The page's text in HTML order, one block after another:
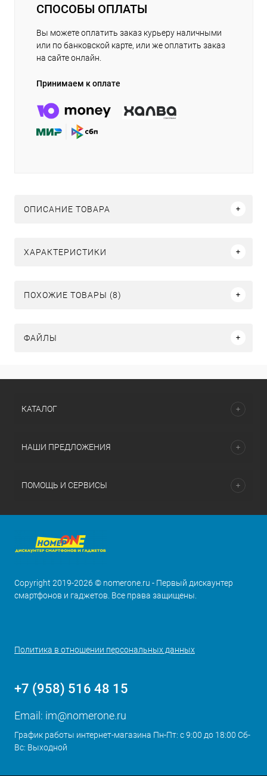
СПОСОБЫ ОПЛАТЫ
Вы можете оплатить заказ курьеру наличными
или по банковской карте, или же оплатить заказ
на сайте онлайн.
Принимаем к оплате
ОПИСАНИЕ ТОВАРА
ХАРАКТЕРИСТИКИ
ПОХОЖИЕ ТОВАРЫ (8)
ФАЙЛЫ
КАТАЛОГ
НАШИ ПРЕДЛОЖЕНИЯ
ПОМОЩЬ И СЕРВИСЫ
Copyright 2019-2026 © nomerone.ru - Первый дискаунтер
смартфонов и гаджетов. Все права защищены.
Политика в отношении персональных данных
+7 (958) 516 48 15
Email: im@nomerone.ru
График работы интернет-магазина Пн-Пт: с 9:00 до 18:00 Сб-
Вс: Выходной